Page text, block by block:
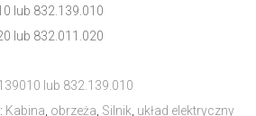
lub 832.139.010
lub 832.011.020
lub 832.139.010
Kabina obrzeża Silnik układ elektryczny